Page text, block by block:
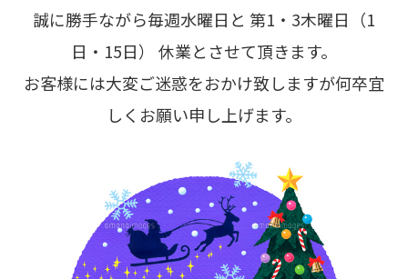
誠に勝手ながら毎週水曜日と 第1・3木曜日（1
日・15日） 休業とさせて頂きます。
お客様には大変ご迷惑をおかけ致しますが何卒宜
しくお願い申し上げます。